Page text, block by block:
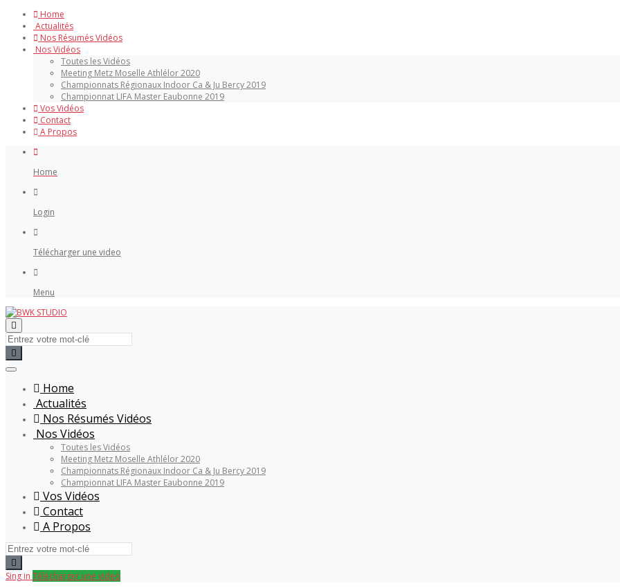
Home
Actualités
Nos Résumés Vidéos
Nos Vidéos
Toutes les Vidéos
Meeting Metz Moselle Athlélor 2020
Championnats Régionaux Indoor Ca & Ju Bercy 2019
Championnat LIFA Master Eaubonne 2019
Vos Vidéos
Contact
A Propos
Home
Login
Télécharger une video
Menu
Home
Actualités
Nos Résumés Vidéos
Nos Vidéos
Toutes les Vidéos
Meeting Metz Moselle Athlélor 2020
Championnats Régionaux Indoor Ca & Ju Bercy 2019
Championnat LIFA Master Eaubonne 2019
Vos Vidéos
Contact
A Propos
Sing in Télécharger une video